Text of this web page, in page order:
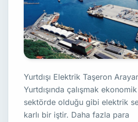
Yurtdışı Elektrik Taşeron
Yurtdışında çalışmak
sektörde olduğu gibi elektrik
karlı bir iştir. Daha fazla para